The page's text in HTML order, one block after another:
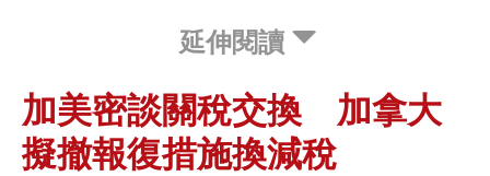
延伸閱讀
加美密談關稅交換 加拿大
擬撤報復措施換減稅